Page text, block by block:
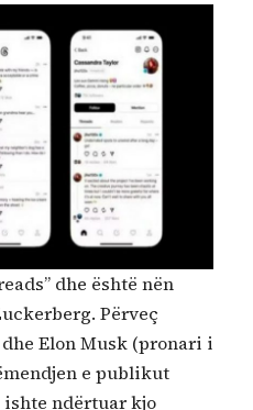
dhe është nën
Përveç
dhe Elon Musk (pronari i
e publikut
ishte ndërtuar kjo